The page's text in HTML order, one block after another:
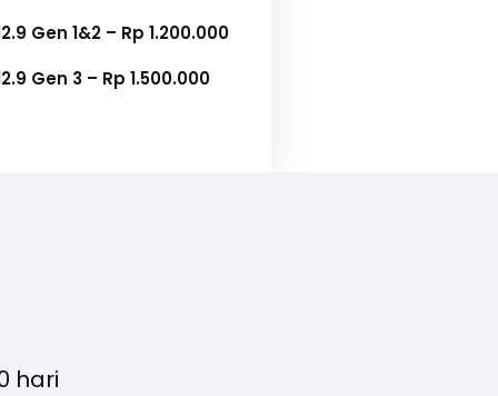
Gen 1&2 – Rp 1.200.000
Gen 3 – Rp 1.500.000
hari